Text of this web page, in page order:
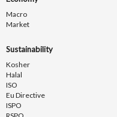
Macro
Market
Sustainability
Kosher
Halal
ISO
Eu Directive
ISPO